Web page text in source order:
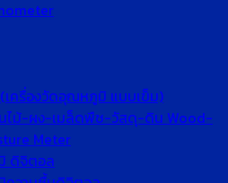
ครื่องวัดอุณหภูมิ แบบเข็ม)
นไม้-ผง-เมล็ดพืช-วัสดุ-ดิน Wood-
Meter
ดิจิตอล